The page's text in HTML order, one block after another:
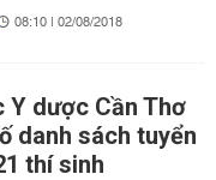
08:10 | 02/08/2018
Y dược Cần Thơ
danh sách tuyển
thí sinh